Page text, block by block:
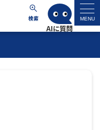
検索 MENU